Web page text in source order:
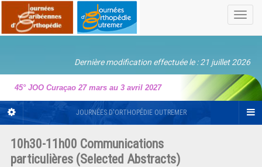
Dernière modification effectuée le : 21 juillet 2026
45° JOO Curaçao 27 mars au 3 avril 2027
JOURNÉES D'ORTHOPÉDIE OUTREMER
10h30-11h00 Communications
particulières (Selected Abstracts)